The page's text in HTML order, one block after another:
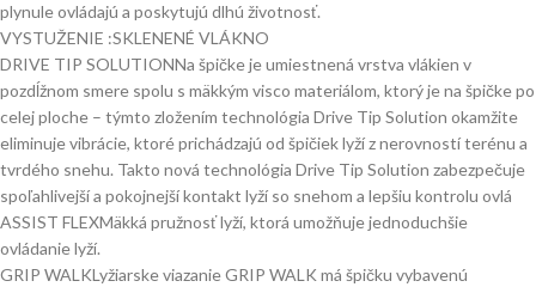
plynule ovládajú a poskytujú dlhú životnosť.
VYSTUŽENIE :SKLENENÉ VLÁKNO
DRIVE TIP SOLUTIONNa špičke je umiestnená vrstva vlákien v
pozdĺžnom smere spolu s mäkkým visco materiálom, ktorý je na špičke po
celej ploche – týmto zložením technológia Drive Tip Solution okamžite
eliminuje vibrácie, ktoré prichádzajú od špičiek lyží z nerovností terénu a
tvrdého snehu. Takto nová technológia Drive Tip Solution zabezpečuje
spoľahlivejší a pokojnejší kontakt lyží so snehom a lepšiu kontrolu ovlá
ASSIST FLEXMäkká pružnosť lyží, ktorá umožňuje jednoduchšie
ovládanie lyží.
GRIP WALKLyžiarske viazanie GRIP WALK má špičku vybavenú